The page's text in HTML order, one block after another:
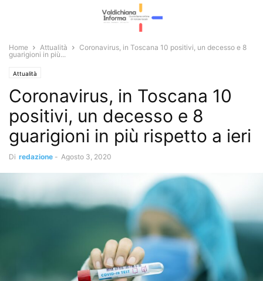
Home Attualità
Coronavirus, in Toscana 10 positivi, un decesso e 8
guarigioni in più...
Attualità
Coronavirus, in Toscana 10
positivi, un decesso e 8
guarigioni in più rispetto a ieri
Di redazione - Agosto 3, 2020